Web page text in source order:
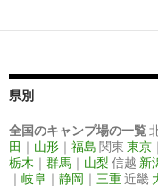
県別
全国のキャンプ場の一覧
田 ｜ 山形 ｜ 福島 関東 東京 ｜
栃木 ｜ 群馬 ｜ 山梨 信越 新
｜ 岐阜 ｜ 静岡 ｜ 三重近畿